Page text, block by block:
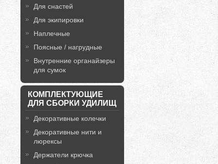
Для снастей
Для экипировки
Наплечные
Поясные / нагрудные
Внутренние органайзеры
для сумок
КОМПЛЕКТУЮЩИЕ
ДЛЯ СБОРКИ УДИЛИЩ
Декоративные колечки
Декоративные нити и
люрексы
Держатели крючка